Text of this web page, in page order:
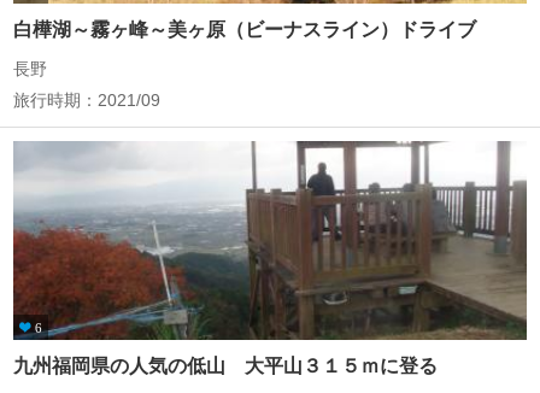
白樺湖～霧ヶ峰～美ヶ原（ビーナスライン）ドライブ
長野
旅行時期：2021/09
6
九州福岡県の人気の低山 大平山３１５ｍに登る